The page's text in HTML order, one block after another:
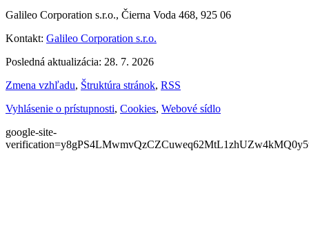
Galileo Corporation s.r.o., Čierna Voda 468, 925 06
Kontakt: Galileo Corporation s.r.o.
Posledná aktualizácia: 28. 7. 2026
Zmena vzhľadu, Štruktúra stránok, RSS
Vyhlásenie o prístupnosti, Cookies, Webové sídlo
google-site-